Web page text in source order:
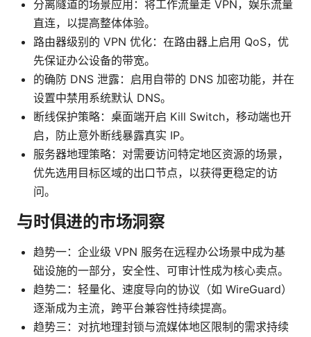
分离隧道的场景应用：将工作流量走 VPN，娱乐流量
直连，以提高整体体验。
路由器级别的 VPN 优化：在路由器上启用 QoS，优
先保证办公设备的带宽。
的确防 DNS 泄露：启用自带的 DNS 加密功能，并在
设置中禁用系统默认 DNS。
断线保护策略：桌面端开启 Kill Switch，移动端也开
启，防止意外断线暴露真实 IP。
服务器地理策略：对需要访问特定地区资源的场景，
优先选用目标区域的出口节点，以获得更稳定的访
问。
与时俱进的市场洞察
趋势一：企业级 VPN 服务在远程办公场景中成为基
础设施的一部分，安全性、可审计性成为核心卖点。
趋势二：轻量化、速度导向的协议（如 WireGuard）
逐渐成为主流，跨平台兼容性持续提高。
趋势三：对抗地理封锁与流媒体地区限制的需求持续